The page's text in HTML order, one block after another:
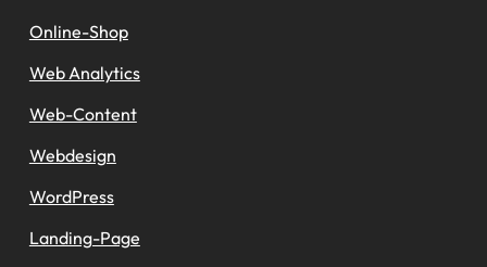
Online-Shop
Web Analytics
Web-Content
Webdesign
WordPress
Landing-Page